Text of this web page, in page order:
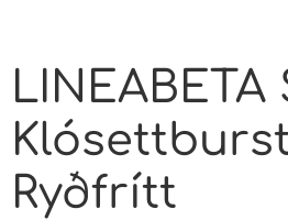
LINEABETA
Ryðfrítt